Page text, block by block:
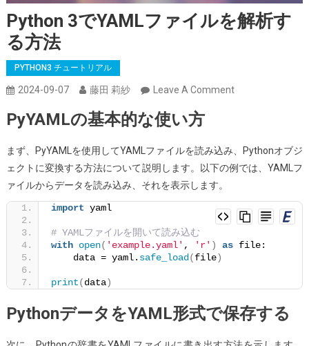
Python 3でYAMLファイルを解析す
る方法
PYTHON3 チュートリアル
2024-09-07 藤田 莉紗 Leave A CommentOn
YAML
フ
イ
ル
を
る
PyYAMLの基本的な使い方
まず、PyYAMLを使用してYAMLファイルを読み込み、Pythonオブジ
ェクトに変換する方法について説明します。以下の例では、YAMLフ
ァイルからデータを読み込み、それを表示します。
import yaml
# YAMLファイルを開いて読み込む
with open( 'example.yaml' , 'r' ) as file:
    data = yaml.
safe_load (file)
print(data)
PythonデータをYAML形式で保存する